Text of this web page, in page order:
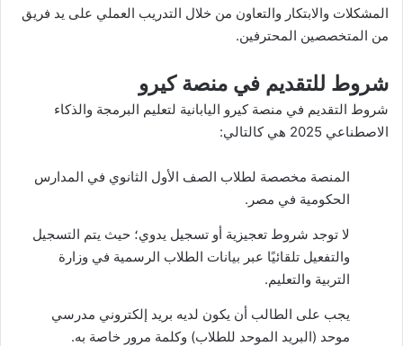
المشكلات والابتكار والتعاون من خلال التدريب العملي على يد فريق
من المتخصصين المحترفين.
شروط للتقديم في منصة كيرو
شروط التقديم في منصة كيرو اليابانية لتعليم البرمجة والذكاء
الاصطناعي 2025 هي كالتالي:
المنصة مخصصة لطلاب الصف الأول الثانوي في المدارس
الحكومية في مصر.
لا توجد شروط تعجيزية أو تسجيل يدوي؛ حيث يتم التسجيل
والتفعيل تلقائيًا عبر بيانات الطلاب الرسمية في وزارة
التربية والتعليم.
يجب على الطالب أن يكون لديه بريد إلكتروني مدرسي
موحد (البريد الموحد للطلاب) وكلمة مرور خاصة به.